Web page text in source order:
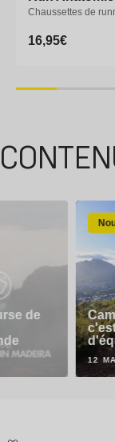
Chaussettes de
Prix
16,95€
Chaussettes de
Prix
16,95€
de
12